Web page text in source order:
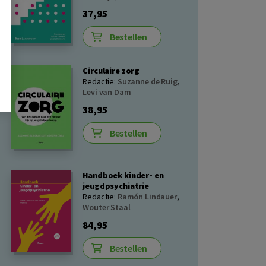
37,95
Bestellen
Circulaire zorg
Redactie: Suzanne de Ruig,
Levi van Dam
38,95
Bestellen
Handboek kinder- en
jeugdpsychiatrie
Redactie: Ramón Lindauer,
Wouter Staal
84,95
Bestellen